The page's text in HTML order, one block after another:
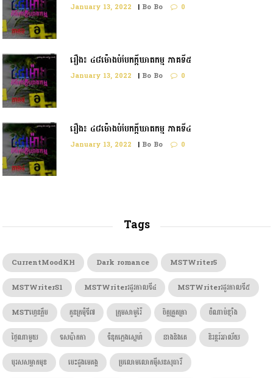
January 13, 2022 | Bo Bo 0
រឿង៖ ៤៨ម៉ោងបំបែកក្ដីឃាតកម្ម ភាគទី៥
January 13, 2022 | Bo Bo 0
រឿង៖ ៤៨ម៉ោងបំបែកក្តីឃាតកម្ម ភាគទី៤
January 13, 2022 | Bo Bo 0
Tags
CurrentMoodKH Dark romance
MSTWriter5
MSTWriterS1
MSTWriterរដូវកាលទី៤
MSTWriterរដូវកាលទី៥
MSTហ្វេនក្លឹប
កូនក្រមុំទី៧ ក្រុមសាមូរ៉ៃ ចិត្តត្រួតត្រា
ចំណាប់ខ្មាំង
ថ្ងៃណាមួយ
ទសប៉ាកកា ទំនុកភ្លេងស្នេហ៍ នាងនិងគេ
និរន្តរ៍អាល័យ
បុរសសម្លាកមុខ
បេះដូងមេគង្គ
ប្រលោមលោកម៉ីសនសុធារី